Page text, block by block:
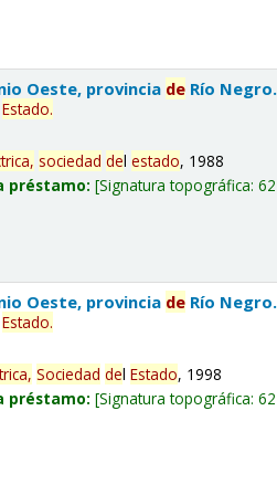
Oeste, provincia de Río Negro.
Estado.
sociedad delestado, 1988
préstamo: Signatura topográfica:
Oeste, provincia de Río Negro.
Estado.
Sociedad delEstado, 1998
préstamo: Signatura topográfica: